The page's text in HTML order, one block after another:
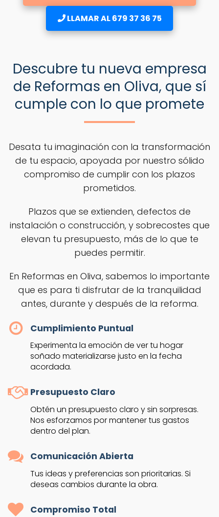
LLAMAR AL 679 37 36 75
Descubre tu nueva empresa
de Reformas en Oliva, que sí
cumple con lo que promete
Desata tu imaginación con la transformación
de tu espacio, apoyada por nuestro sólido
compromiso de cumplir con los plazos
prometidos.
Plazos que se extienden, defectos de
instalación o construcción, y sobrecostes que
elevan tu presupuesto, más de lo que te
puedes permitir.
En Reformas en Oliva, sabemos lo importante
que es para ti disfrutar de la tranquilidad
antes, durante y después de la reforma.
Cumplimiento Puntual
Experimenta la emoción de ver tu hogar
soñado materializarse justo en la fecha
acordada.
Presupuesto Claro
Obtén un presupuesto claro y sin sorpresas.
Nos esforzamos por mantener tus gastos
dentro del plan.
Comunicación Abierta
Tus ideas y preferencias son prioritarias. Si
deseas cambios durante la obra.
Compromiso Total